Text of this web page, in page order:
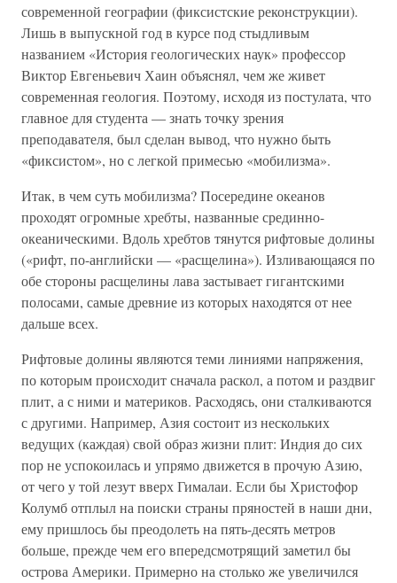
современной географии (фиксистские реконструкции).
Лишь в выпускной год в курсе под стыдливым
названием «История геологических наук» профессор
Виктор Евгеньевич Хаин объяснял, чем же живет
современная геология. Поэтому, исходя из постулата, что
главное для студента — знать точку зрения
преподавателя, был сделан вывод, что нужно быть
«фиксистом», но с легкой примесью «мобилизма».
Итак, в чем суть мобилизма? Посередине океанов
проходят огромные хребты, названные срединно-
океаническими. Вдоль хребтов тянутся рифтовые долины
(«рифт, по-английски — «расщелина»). Изливающаяся по
обе стороны расщелины лава застывает гигантскими
полосами, самые древние из которых находятся от нее
дальше всех.
Рифтовые долины являются теми линиями напряжения,
по которым происходит сначала раскол, а потом и раздвиг
плит, а с ними и материков. Расходясь, они сталкиваются
с другими. Например, Азия состоит из нескольких
ведущих (каждая) свой образ жизни плит: Индия до сих
пор не успокоилась и упрямо движется в прочую Азию,
от чего у той лезут вверх Гималаи. Если бы Христофор
Колумб отплыл на поиски страны пряностей в наши дни,
ему пришлось бы преодолеть на пять-десять метров
больше, прежде чем его впередсмотрящий заметил бы
острова Америки. Примерно на столько же увеличился